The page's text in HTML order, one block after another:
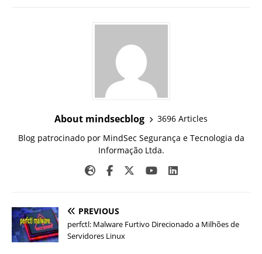
About mindsecblog
3696 Articles
Blog patrocinado por MindSec Segurança e Tecnologia da
Informação Ltda.
PREVIOUS
perfctl: Malware Furtivo Direcionado a Milhões de
Servidores Linux